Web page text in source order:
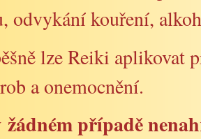
odvykání kouření,
lze Reiki aplikovat
a onemocnění.
případě